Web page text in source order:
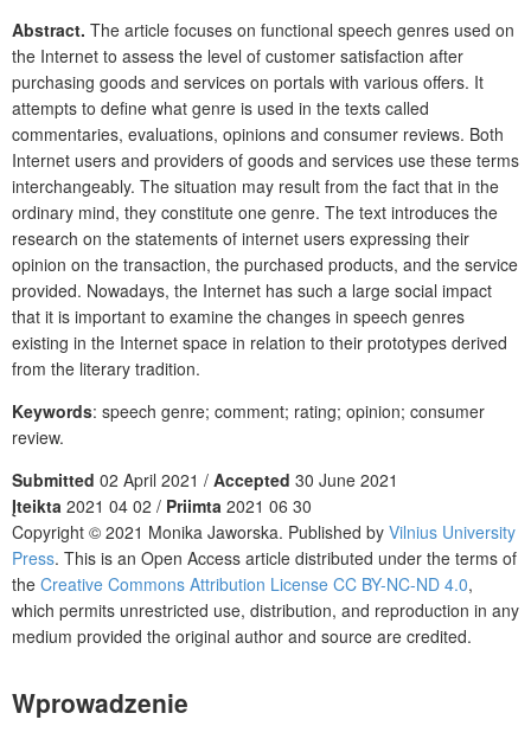
Abstract. The article focuses on functional speech genres used on
the Internet to assess the level of customer satisfaction after
purchasing goods and services on portals with various offers. It
attempts to define what genre is used in the texts called
commentaries, evaluations, opinions and consumer reviews. Both
Internet users and providers of goods and services use these terms
interchangeably. The situation may result from the fact that in the
ordinary mind, they constitute one genre. The text introduces the
research on the statements of internet users expressing their
opinion on the transaction, the purchased products, and the service
provided. Nowadays, the Internet has such a large social impact
that it is important to examine the changes in speech genres
existing in the Internet space in relation to their prototypes derived
from the literary tradition.
Keywords: speech genre; comment; rating; opinion; consumer
review.
Submitted 02 April 2021 / Accepted 30 June 2021
Įteikta 2021 04 02 / Priimta 2021 06 30
Copyright © 2021 Monika Jaworska. Published by Vilnius University
Press. This is an Open Access article distributed under the terms of
the Creative Commons Attribution License CC BY-NC-ND 4.0,
which permits unrestricted use, distribution, and reproduction in any
medium provided the original author and source are credited.
Wprowadzenie